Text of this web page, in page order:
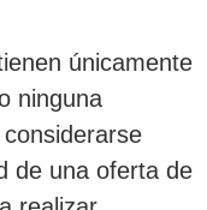
únicamente
ninguna
de una oferta de